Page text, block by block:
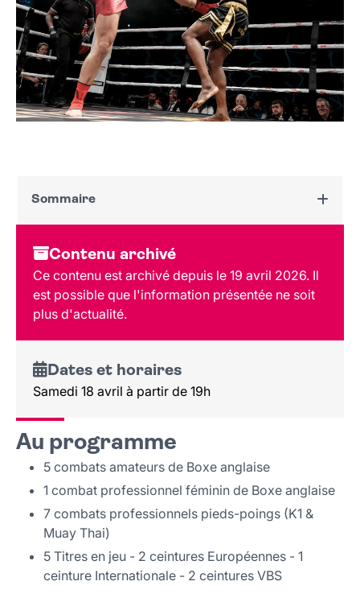
Sommaire
Dates et horaires
Au programme
Tarif et réservation
Public
Lieu et contact
Contenu archivé
Ce contenu est archivé depuis le 19 avril 2026. Il
est possible que l'information présentée ne soit
plus d'actualité.
Dates et horaires
Samedi 18 avril à partir de 19h
Au programme
5 combats amateurs de Boxe anglaise
1 combat professionnel féminin de Boxe anglaise
7 combats professionnels pieds-poings (K1 &
Muay Thai)
5 Titres en jeu - 2 ceintures Européennes - 1
ceinture Internationale - 2 ceintures VBS